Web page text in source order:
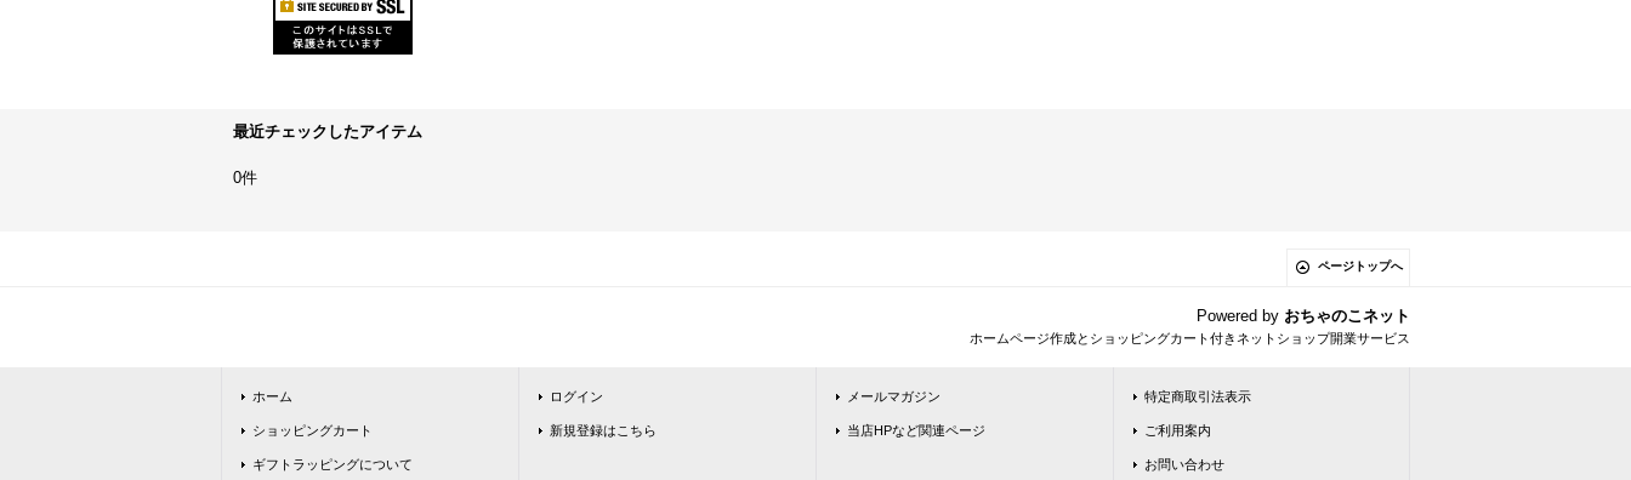
最近チェックしたアイテム
0件
ページトップへ
Powered by おちゃのこネット
ホームページ作成とショッピングカート付きネットショップ開業サービス
ホーム
ショッピングカート
ギフトラッピングについて
ログイン
新規登録はこちら
メールマガジン
当店HPなど関連ページ
特定商取引法表示
ご利用案内
お問い合わせ